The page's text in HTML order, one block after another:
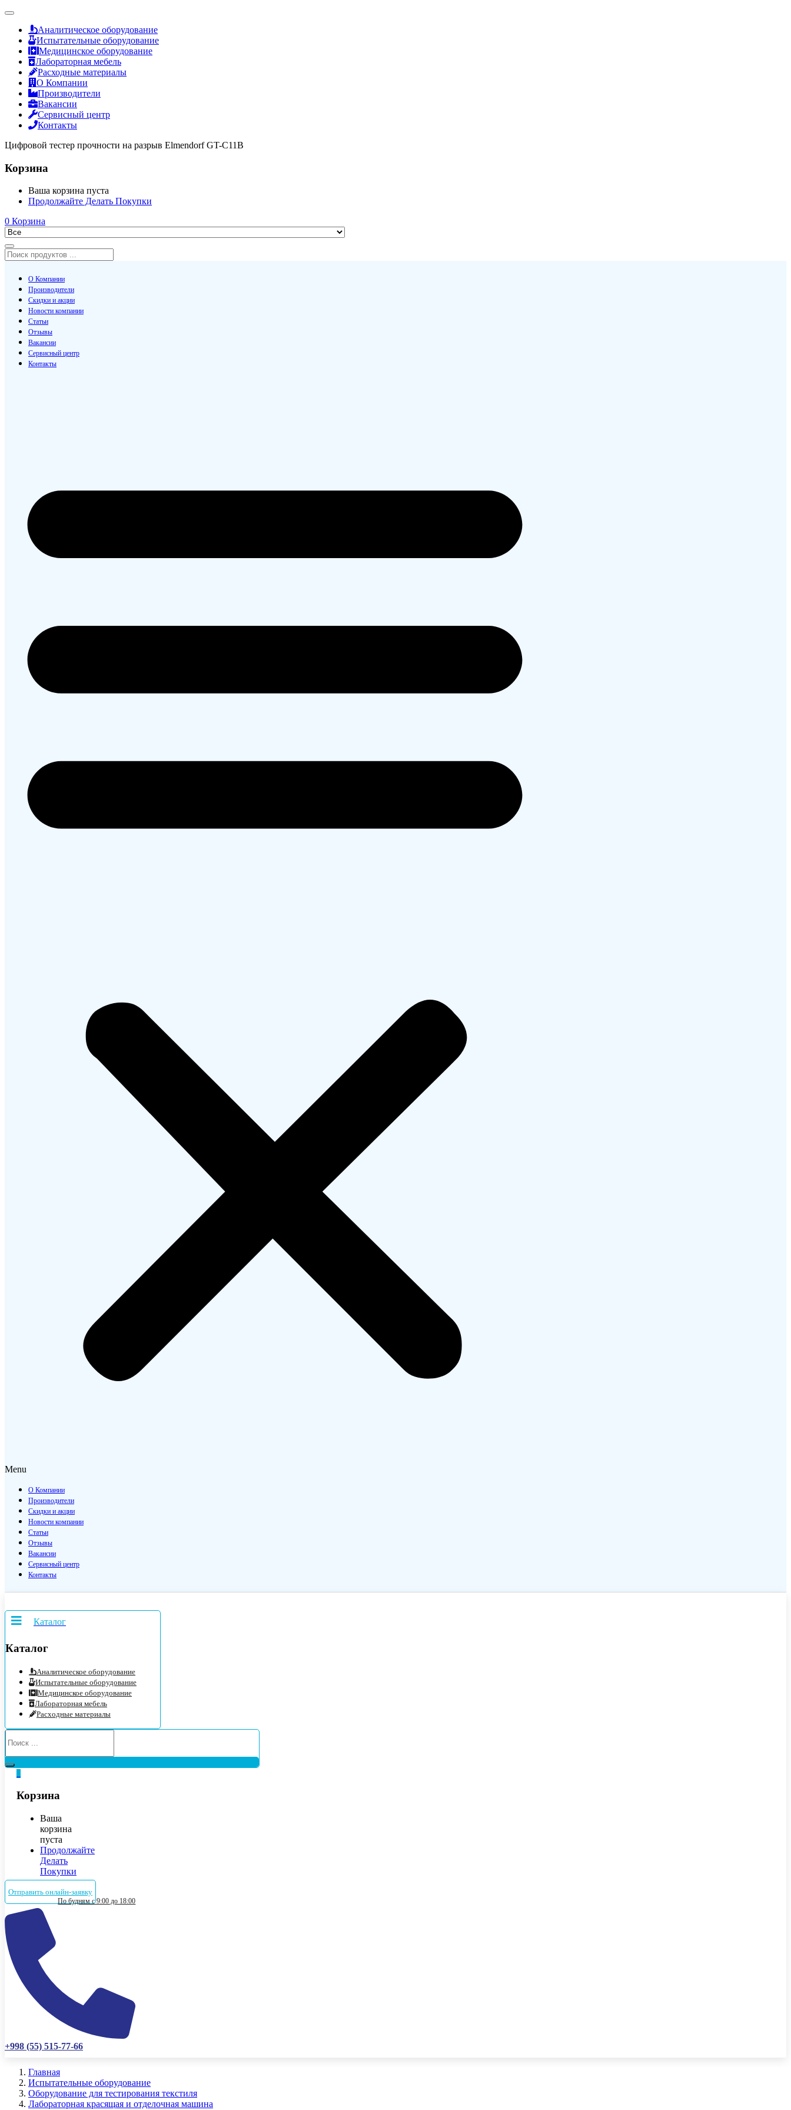
Аналитическое оборудование
Испытательные оборудование
Медицинское оборудование
Лабораторная мебель
Расходные материалы
О Компании
Производители
Вакансии
Сервисный центр
Контакты
Цифровой тестер прочности на разрыв Elmendorf GT-C11B
Корзина
Ваша корзина пуста
Продолжайте Делать Покупки
0 Корзина
О Компании
Производители
Скидки и акции
Новости компании
Статьи
Отзывы
Вакансии
Сервисный центр
Контакты
Menu
О Компании
Производители
Скидки и акции
Новости компании
Статьи
Отзывы
Вакансии
Сервисный центр
Контакты
Каталог
Каталог
Аналитическое оборудование
Испытательные оборудование
Медицинское оборудование
Лабораторная мебель
Расходные материалы
Корзина
Ваша
корзина
пуста
Продолжайте
Делать
Покупки
Отправить онлайн-заявку
По будням с 9:00 до 18:00
+998 (55) 515-77-66
Главная
Испытательные оборудование
Оборудование для тестирования текстиля
Лабораторная красящая и отделочная машина